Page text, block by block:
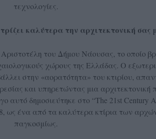
τεχνολογίες.
καλύτερα την αρχιτεκτονική σας
του Δήμου Νάουσας, το οποίο
χώρους της Ελλάδας. Ο
στην «αορατότητα» του κτιρίου,
και υπηρετώντας μια αρχιτεκτονική
αυτό δημοσιεύτηκε στο “The 21st Century
ως ένα από τα καλύτερα κτίρια των
παγκοσμίως.